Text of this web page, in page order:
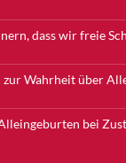
dass wir freie
Wahrheit über
bei